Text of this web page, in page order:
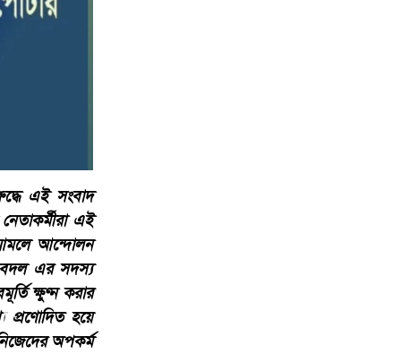
এই সংবাদ
এই
আমলে আন্দোলন
এর সদস্য
ক্ষুণ্ন করার
প্রণোদিত হয়ে
অপকর্ম